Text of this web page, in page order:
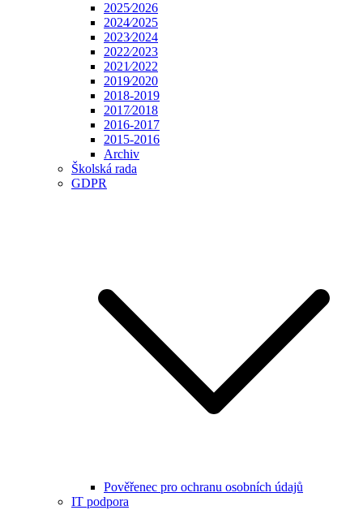
2025⁄2026
2024⁄2025
2023⁄2024
2022⁄2023
2021⁄2022
2019⁄2020
2018-2019
2017⁄2018
2016-2017
2015-2016
Archiv
Školská rada
GDPR
Pověřenec pro ochranu osobních údajů
IT podpora